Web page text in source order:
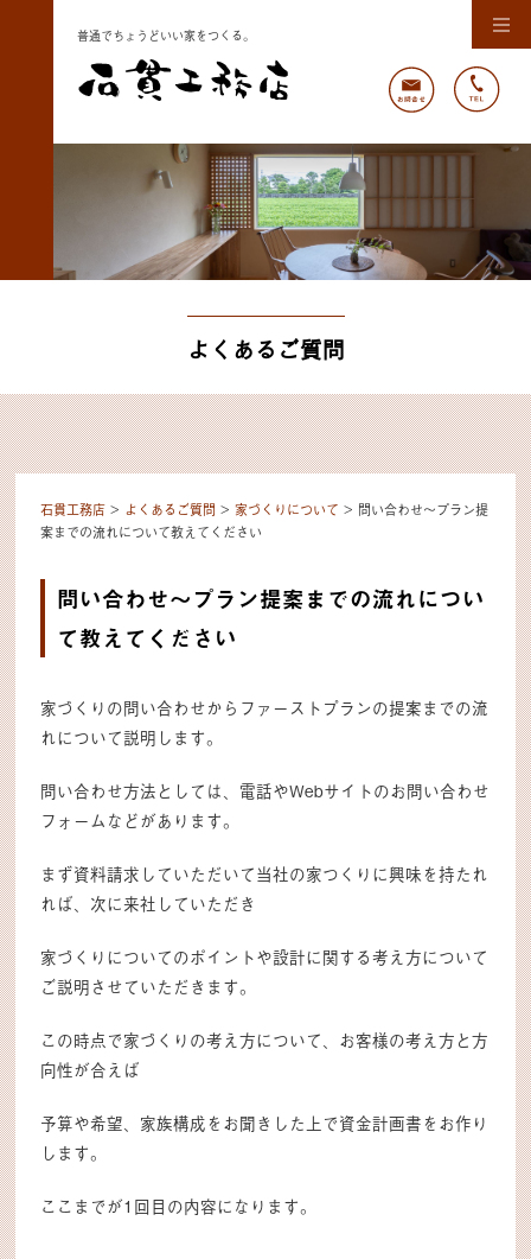
普通でちょうどいい家をつくる。
よくあるご質問
石貫工務店 > よくあるご質問 >家づくりについて > 問い合わせ～プラン提
案までの流れについて教えてください
問い合わせ～プラン提案までの流れについ
て教えてください
家づくりの問い合わせからファーストプランの提案までの流
れについて説明します。
問い合わせ方法としては、電話やWebサイトのお問い合わせ
フォームなどがあります。
まず資料請求していただいて当社の家つくりに興味を持たれ
れば、次に来社していただき
家づくりについてのポイントや設計に関する考え方について
ご説明させていただきます。
この時点で家づくりの考え方について、お客様の考え方と方
向性が合えば
予算や希望、家族構成をお聞きした上で資金計画書をお作り
します。
ここまでが1回目の内容になります。